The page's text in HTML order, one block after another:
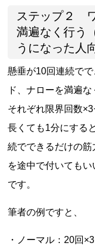
ステップ２
満遍なく行う
うになった人
懸垂が10回連続で
ド、ナローを満遍
それぞれ限界回数
長くても1分にする
続でできるだけの
を途中で付いても
です。
筆者の例ですと、
・ノーマル：20回